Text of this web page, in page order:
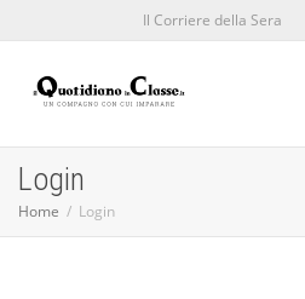
Il Corriere della Sera
Login
Home Login